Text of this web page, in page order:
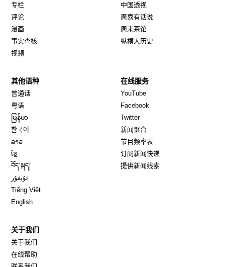
专栏
评论
漫画
事实查核
视频
中国透视
周嘉有话说
周末茶馆
纵横大历史
其他语种
普通话
粤语
မြန်မာ
한국어
ລາວ
ខ្មែ
བོད་སྐད།
ئۇيغۇر
Tiếng Việt
English
在线服务
YouTube
Facebook
TwitterOpens in new window
新闻聚合
节目频率表
订阅新闻快递
提供新闻线索
关于我们
关于我们
在线帮助